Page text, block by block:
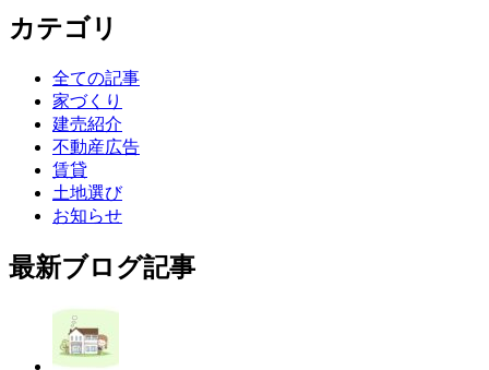
カテゴリ
全ての記事
家づくり
建売紹介
不動産広告
賃貸
土地選び
お知らせ
最新ブログ記事